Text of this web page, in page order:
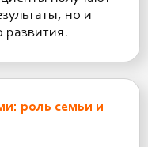
но и
развития.
роль семьи и